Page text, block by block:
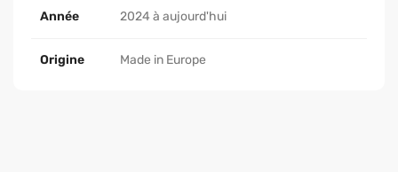
Année 2024 à aujourd'hui
Origine Made in Europe